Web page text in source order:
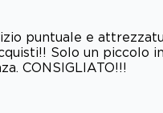
puntuale e
Solo un piccolo
CONSIGLIATO!!!